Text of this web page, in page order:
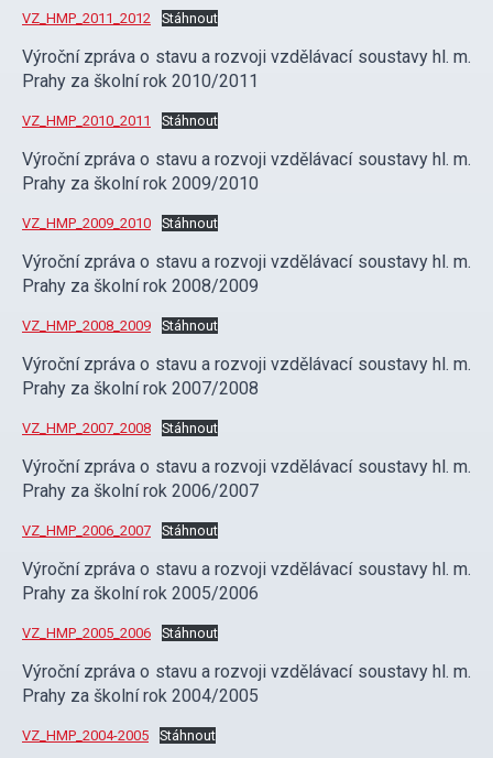
VZ_HMP_2011_2012 Stáhnout
Výroční zpráva o stavu a rozvoji vzdělávací soustavy hl. m.
Prahy za školní rok 2010/2011
VZ_HMP_2010_2011 Stáhnout
Výroční zpráva o stavu a rozvoji vzdělávací soustavy hl. m.
Prahy za školní rok 2009/2010
VZ_HMP_2009_2010 Stáhnout
Výroční zpráva o stavu a rozvoji vzdělávací soustavy hl. m.
Prahy za školní rok 2008/2009
VZ_HMP_2008_2009 Stáhnout
Výroční zpráva o stavu a rozvoji vzdělávací soustavy hl. m.
Prahy za školní rok 2007/2008
VZ_HMP_2007_2008 Stáhnout
Výroční zpráva o stavu a rozvoji vzdělávací soustavy hl. m.
Prahy za školní rok 2006/2007
VZ_HMP_2006_2007 Stáhnout
Výroční zpráva o stavu a rozvoji vzdělávací soustavy hl. m.
Prahy za školní rok 2005/2006
VZ_HMP_2005_2006 Stáhnout
Výroční zpráva o stavu a rozvoji vzdělávací soustavy hl. m.
Prahy za školní rok 2004/2005
VZ_HMP_2004-2005 Stáhnout